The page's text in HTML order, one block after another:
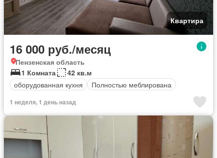
Квартира
16 000 руб./месяц
Пензенская область
1 Комната
42 кв.м
оборудованная кухня
Полностью меблирована
1 неделя, 1 день назад